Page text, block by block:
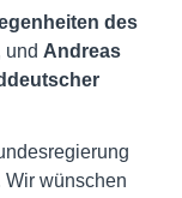
des
und Andreas
Wir wünschen